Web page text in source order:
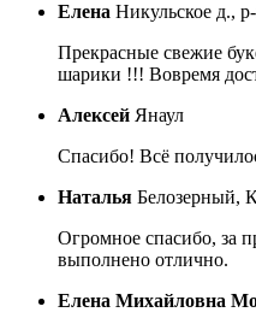
Елена Никульское д.,
Прекрасные свежие
шарики !!! Вовремя
Алексей Янаул
Спасибо! Всё
Наталья Белозерный,
Огромное спасибо, за
выполнено отлично.
Елена Михайловна